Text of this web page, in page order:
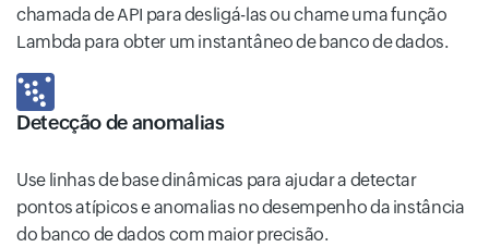
chamada de API para desligá-las ou chame uma função
Lambda para obter um instantâneo de banco de dados.
Detecção de anomalias
Use linhas de base dinâmicas para ajudar a detectar
pontos atípicos e anomalias no desempenho da instância
do banco de dados com maior precisão.